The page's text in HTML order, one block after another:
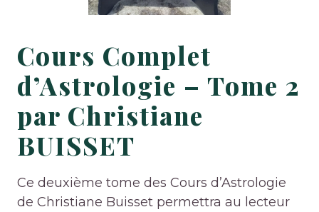
Cours Complet
d’Astrologie – Tome 2
par Christiane
BUISSET
Ce deuxième tome des Cours d’Astrologie
de Christiane Buisset permettra au lecteur